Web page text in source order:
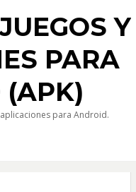
Y
PARA
(APK)
para Android.